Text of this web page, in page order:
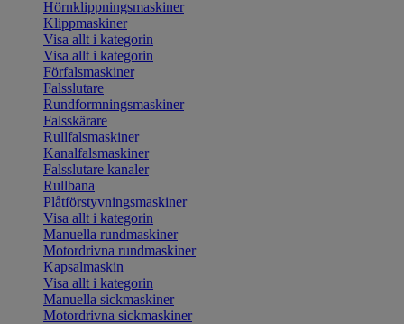
Hörnklippningsmaskiner
Klippmaskiner
Visa allt i kategorin
Visa allt i kategorin
Förfalsmaskiner
Falsslutare
Rundformningsmaskiner
Falsskärare
Rullfalsmaskiner
Kanalfalsmaskiner
Falsslutare kanaler
Rullbana
Plåtförstyvningsmaskiner
Visa allt i kategorin
Manuella rundmaskiner
Motordrivna rundmaskiner
Kapsalmaskin
Visa allt i kategorin
Manuella sickmaskiner
Motordrivna sickmaskiner